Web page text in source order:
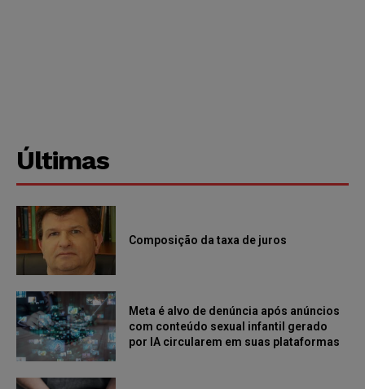
Últimas
Composição da taxa de juros
Meta é alvo de denúncia após anúncios
com conteúdo sexual infantil gerado
por IA circularem em suas plataformas